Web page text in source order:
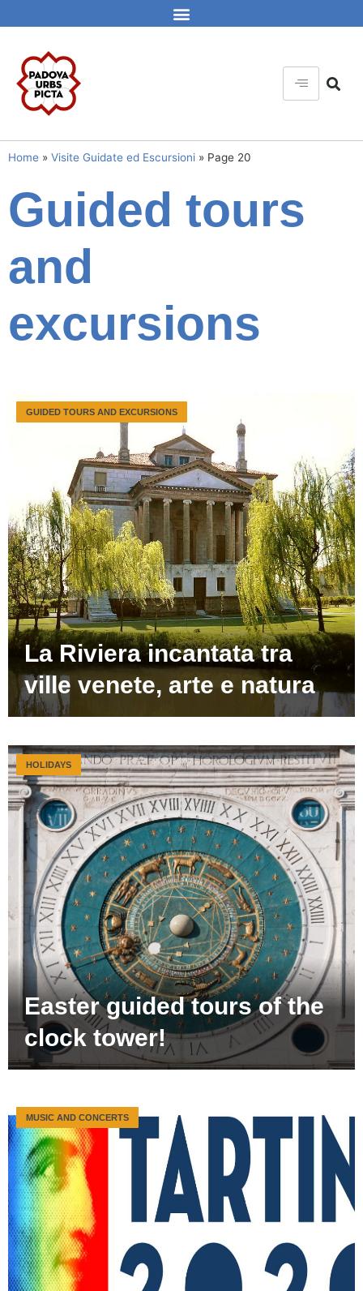
Home » Visite Guidate ed Escursioni » Page 20
Guided tours
and
excursions
La Riviera incantata tra
ville venete, arte e natura
GUIDED TOURS AND EXCURSIONS
Easter guided tours of the
clock tower!
HOLIDAYS
MUSIC AND CONCERTS